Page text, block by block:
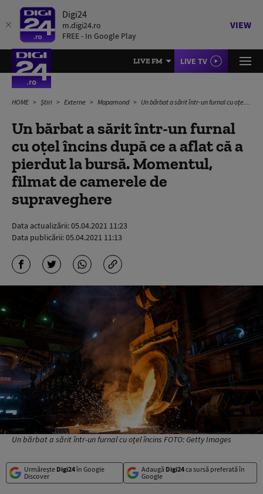
Digi24
m.digi24.ro
FREE - In Google Play
VIEW
LIVE FM LIVE TV
HOME Știri Externe Mapamond Un bărbat a sărit într-un furnal cu oțel încins după ce a aflat că a pierdut la bursă. Momentul, filmat de camerele de supraveghere
Un bărbat a sărit într-un furnal
cu oțel încins după ce a aflat că a
pierdut la bursă. Momentul,
filmat de camerele de
supraveghere
Data actualizării:05.04.2021 11:23
Data publicării:05.04.2021 11:13
Un bărbat a sărit într-un furnal cu oțel încins FOTO: Getty Images
Urmărește Digi24în Google
Discover
Adaugă Digi24ca sursă preferată în
Google